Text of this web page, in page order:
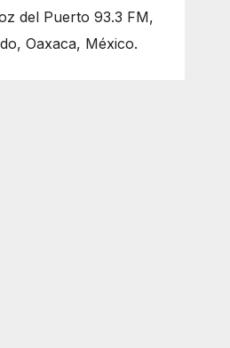
del Puerto 93.3 FM,
Oaxaca, México.